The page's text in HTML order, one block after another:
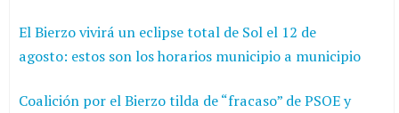
El Bierzo vivirá un eclipse total de Sol el 12 de
agosto: estos son los horarios municipio a municipio
Coalición por el Bierzo tilda de “fracaso” de PSOE y